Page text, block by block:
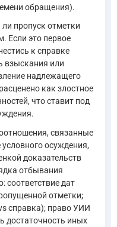
обращения).
пропуск отметки
Если это первое
к справке
взыскания или
надлежащего
как злостное
что ставит под
связанные
осуждения,
доказательств
отбывания
соответствие дат
отметки;
справка); право УИИ
достаточность иных